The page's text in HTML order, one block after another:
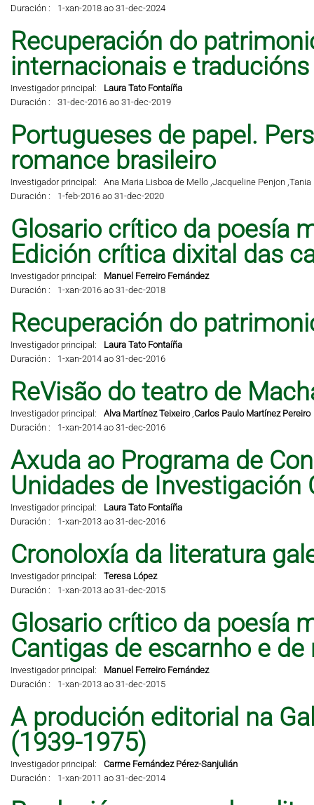
Duración :
1-xan-2018 ao 31-dec-2024
Recuperación do
internacionais e traducións
Investigador principal:
Laura Tato Fontaíña
Duración :
31-dec-2016 ao 31-dec-2019
Portugueses de papel.
romance brasileiro
Investigador principal: Ana Maria Lisboa de Mello ,Jacqueline Penjon ,Tania
Duración :
1-feb-2016 ao 31-dec-2020
Glosario crítico da poesía
Edición crítica dixital das
Investigador principal:
Manuel Ferreiro Fernández
Duración :
1-xan-2016 ao 31-dec-2018
Recuperación do
Investigador principal:
Laura Tato Fontaíña
Duración :
1-xan-2014 ao 31-dec-2016
ReVisão do teatro de
Investigador principal: Alva Martínez Teixeiro,Carlos Paulo Martínez Pereiro
Duración :
1-xan-2014 ao 31-dec-2016
Axuda ao Programa de
Unidades de Investigación
Investigador principal:
Laura Tato Fontaíña
Duración :
1-xan-2013 ao 31-dec-2016
Cronoloxía da literatura
Investigador principal:
Teresa López
Duración :
1-xan-2013 ao 31-dec-2015
Glosario crítico da poesía
Cantigas de escarnho e de
Investigador principal:
Manuel Ferreiro Fernández
Duración :
1-xan-2013 ao 31-dec-2015
A produción editorial na
(1939-1975)
Investigador principal:
Carme Fernández Pérez-Sanjulián
Duración :
1-xan-2011 ao 31-dec-2014